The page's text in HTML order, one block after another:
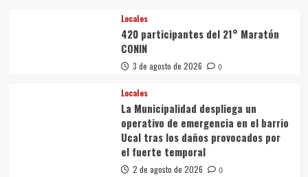
Locales
420 participantes del 21° Maratón
CONIN
3 de agosto de 2026 0
Locales
La Municipalidad despliega un
operativo de emergencia en el barrio
Ucal tras los daños provocados por
el fuerte temporal
2 de agosto de 2026 0